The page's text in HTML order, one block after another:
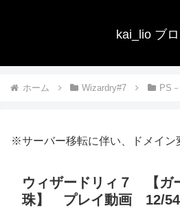
kai_lio ブ
ホーム Wizardry#7 PS
※サーバー移転に伴い、ドメイン
ウィザードリィ７ 【ガ
珠】 プレイ動画 12/54